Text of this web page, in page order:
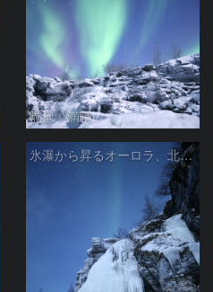
駒沢 満晴
氷瀑から昇るオーロラ、北斗七星